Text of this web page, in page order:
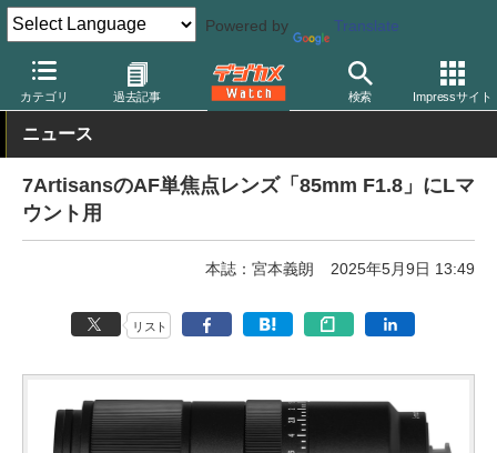
Powered by Translate
カテゴリ 過去記事 検索 Impressサイト
デジカメ Watch レンズ 交換レンズ
ニュース
7ArtisansのAF単焦点レンズ「85mm F1.8」にLマ
ウント用
本誌：宮本義朗 2025年5月9日 13:49
リスト